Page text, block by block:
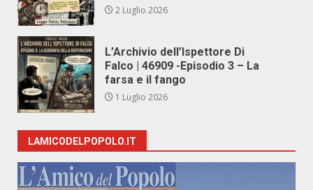
2 Luglio 2026
L’Archivio dell’Ispettore Di
Falco | 46909 -Episodio 3 – La
farsa e il fango
1 Luglio 2026
LAMICODELPOPOLO.IT